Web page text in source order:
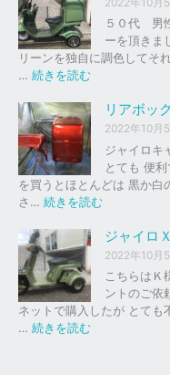
車
下
、
買
取
を
は
ま
し
た
。
ロ
ッ
ド
ッ
ド
５０代 男
ーを頂きま
リーンを独自に調色してそ
… 続きを読む
イ
ロ
キ
ャ
ノ
ピ
ー
ザ
ク
仕
様
リアボッ
2022年10月5
ジャイロキ
とても 便
を買うとほとんどは 黒か白
さ… 続きを読む
ア
ボ
ッ
ク
ス
ジャイロ
2022年10月
こちらは
ントのご依
ネットで購入したが とても
… 続きを読む